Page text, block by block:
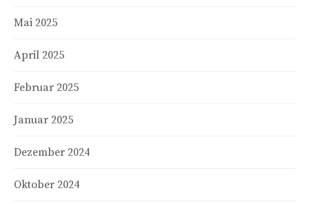
Mai 2025
April 2025
Februar 2025
Januar 2025
Dezember 2024
Oktober 2024